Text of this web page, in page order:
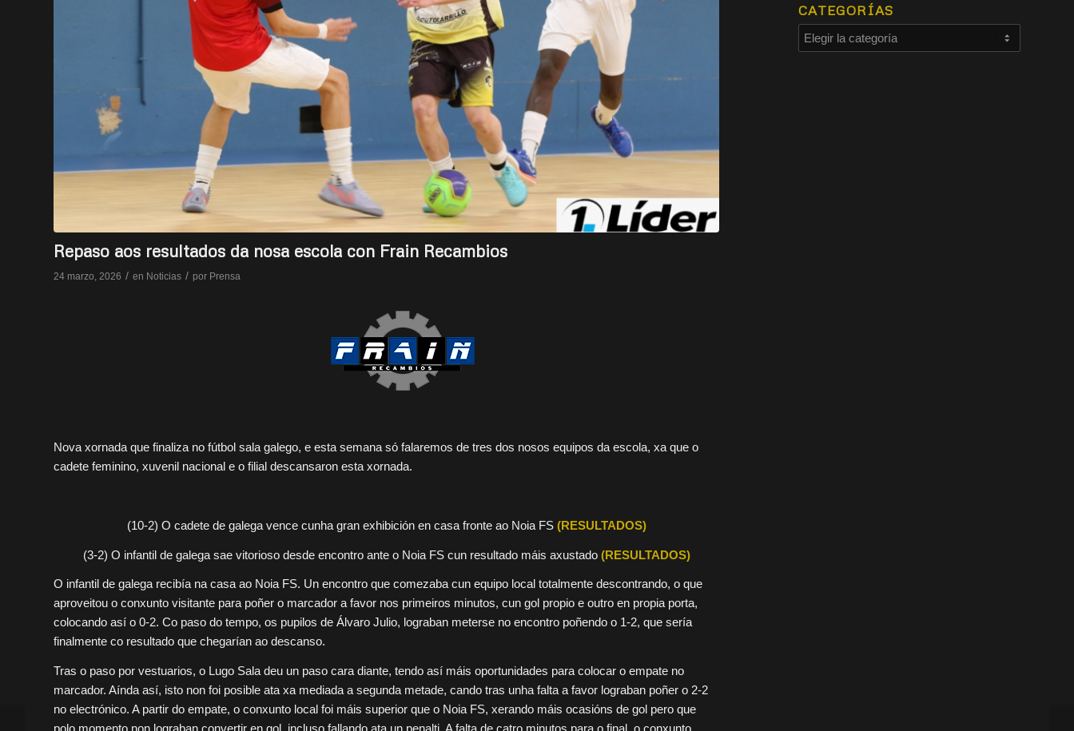
Repaso aos resultados da nosa escola con Frain Recambios
24 marzo, 2026 / en Noticias / por Prensa
Nova xornada que finaliza no fútbol sala galego, e esta semana só falaremos de tres dos nosos equipos da escola, xa que o
cadete feminino, xuvenil nacional e o filial descansaron esta xornada.
(10-2) O cadete de galega vence cunha gran exhibición en casa fronte ao Noia FS (RESULTADOS)
(3-2) O infantil de galega sae vitorioso desde encontro ante o Noia FS cun resultado máis axustado (RESULTADOS)
O infantil de galega recibía na casa ao Noia FS. Un encontro que comezaba cun equipo local totalmente descontrando, o que
aproveitou o conxunto visitante para poñer o marcador a favor nos primeiros minutos, cun gol propio e outro en propia porta,
colocando así o 0-2. Co paso do tempo, os pupilos de Álvaro Julio, lograban meterse no encontro poñendo o 1-2, que sería
finalmente co resultado que chegarían ao descanso.
Tras o paso por vestuarios, o Lugo Sala deu un paso cara diante, tendo así máis oportunidades para colocar o empate no
marcador. Aínda así, isto non foi posible ata xa mediada a segunda metade, cando tras unha falta a favor lograban poñer o 2-2
no electrónico. A partir do empate, o conxunto local foi máis superior que o Noia FS, xerando máis ocasións de gol pero que
CATEGORÍAS
O Lugo Sala cae con